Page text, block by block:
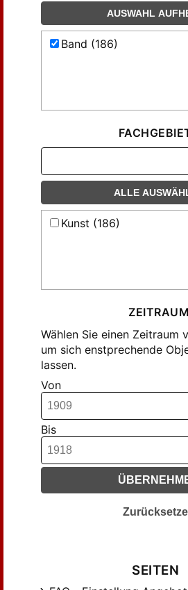
AUSWAHL
Band (186)
ALLE
Kunst (186)
ZEITRAUM
Wählen Sie einen Zeitraum
um sich enstprechende
lassen.
Von
Bis
SEITEN